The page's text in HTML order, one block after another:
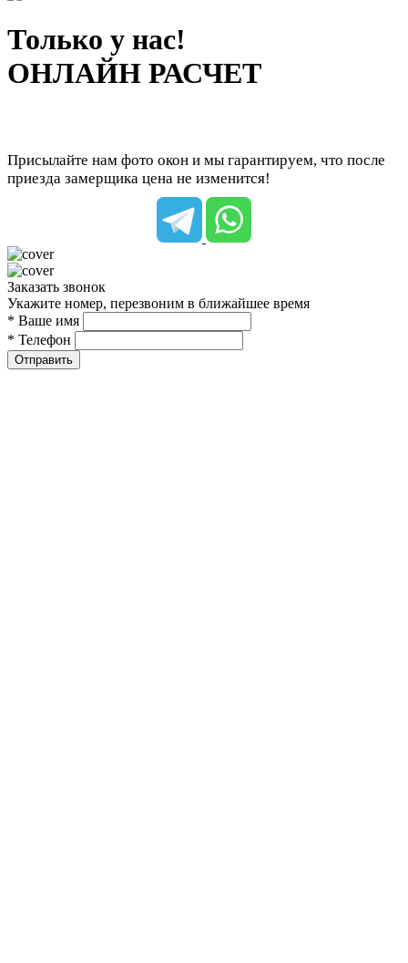
Только у нас!
ОНЛАЙН РАСЧЕТ
Присылайте нам фото окон и мы гарантируем, что после
приезда замерщика цена не изменится!
Заказать звонок
Укажите номер, перезвоним в ближайшее время
* Ваше имя
* Телефон
Отправить